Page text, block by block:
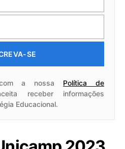
SE
a nossa Política de
receber informações
Educacional.